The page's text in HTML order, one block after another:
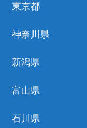
東京都
神奈川県
新潟県
富山県
石川県